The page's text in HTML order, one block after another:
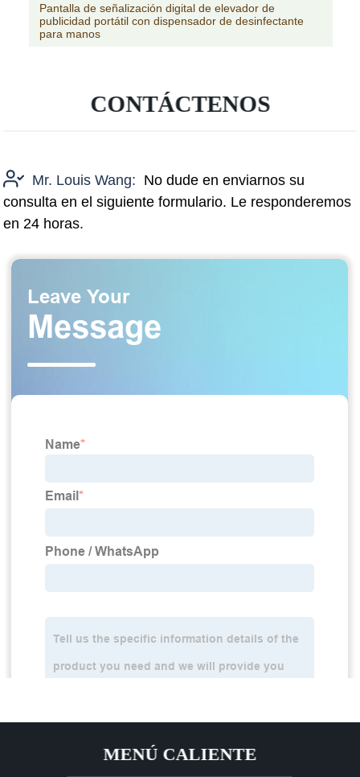
Pantalla de señalización digital de elevador de
publicidad portátil con dispensador de desinfectante
para manos
CONTÁCTENOS
Mr. Louis Wang: No dude en enviarnos su
consulta en el siguiente formulario. Le responderemos
en 24 horas.
MENÚ CALIENTE